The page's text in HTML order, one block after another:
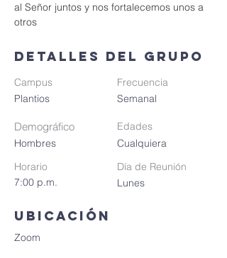
al Señor juntos y nos fortalecemos unos a
otros
Detalles del grupo
Campus
Plantios
Demográfico
Hombres
Horario
7:00 p.m.
Frecuencia
Semanal
Edades
Cualquiera
Día de Reunión
Lunes
Ubicación
Zoom